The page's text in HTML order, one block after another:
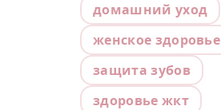
домашний уход
женское здоровье
защита зубов
здоровье жкт